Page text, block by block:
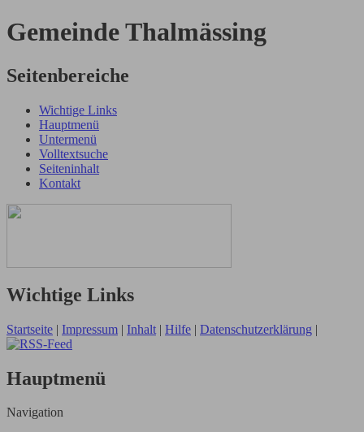
Gemeinde Thalmässing
Seitenbereiche
Wichtige Links
Hauptmenü
Untermenü
Volltextsuche
Seiteninhalt
Kontakt
Wichtige Links
Startseite | Impressum | Inhalt | Hilfe | Datenschutzerklärung |
Hauptmenü
Navigation